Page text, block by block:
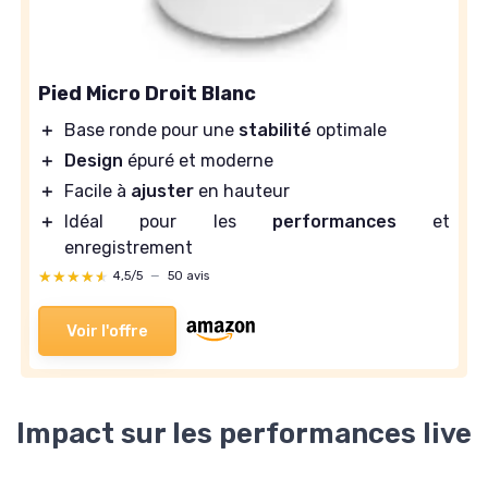
Pied Micro Droit Blanc
＋ Base ronde pour une stabilité optimale
＋
Design épuré et moderne
＋
Facile à ajuster en hauteur
＋
Idéal pour les performanceset
enregistrement
★★★★★
★★★★★ 4,5/5 — 50 avis
Voir l'offre
Impact sur les performances live